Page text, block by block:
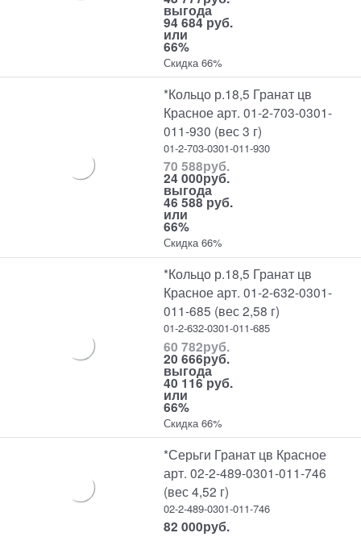
выгода
94 684 руб.
или
66%
Скидка 66%
*Кольцо р.18,5 Гранат цв
Красное арт. 01-2-703-0301-
011-930 (вес 3 г)
01-2-703-0301-011-930
70 588руб.
24 000руб.
выгода
46 588 руб.
или
66%
Скидка 66%
*Кольцо р.18,5 Гранат цв
Красное арт. 01-2-632-0301-
011-685 (вес 2,58 г)
01-2-632-0301-011-685
60 782руб.
20 666руб.
выгода
40 116 руб.
или
66%
Скидка 66%
*Серьги Гранат цв Красное
арт. 02-2-489-0301-011-746
(вес 4,52 г)
02-2-489-0301-011-746
82 000руб.